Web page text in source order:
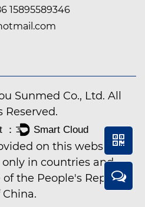
15895589346
Sunmed Co., Ltd. All
Reserved.
on this website is
in countries and
the People's Republic
China.